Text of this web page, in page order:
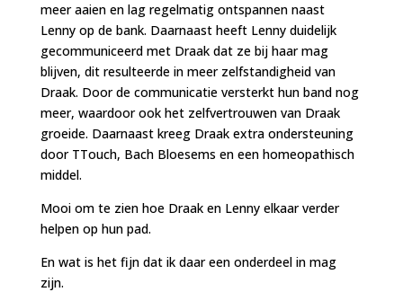
meer aaien en lag regelmatig ontspannen naast
Lenny op de bank. Daarnaast heeft Lenny duidelijk
gecommuniceerd met Draak dat ze bij haar mag
blijven, dit resulteerde in meer zelfstandigheid van
Draak. Door de communicatie versterkt hun band nog
meer, waardoor ook het zelfvertrouwen van Draak
groeide. Daarnaast kreeg Draak extra ondersteuning
door TTouch, Bach Bloesems en een homeopathisch
middel.
Mooi om te zien hoe Draak en Lenny elkaar verder
helpen op hun pad.
En wat is het fijn dat ik daar een onderdeel in mag
zijn.